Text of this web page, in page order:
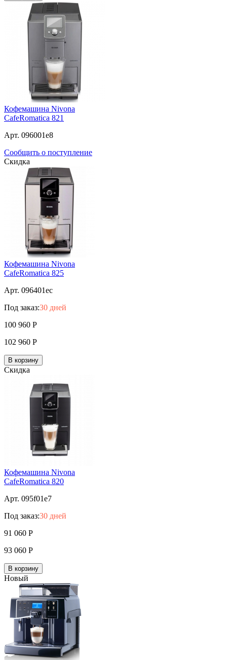
Кофемашина Nivona
CafeRomatica 821
Арт. 096001e8
Сообщить о поступление
Скидка
Кофемашина Nivona
CafeRomatica 825
Арт. 096401ec
Под заказ:30 дней
100 960 Р
102 960 Р
В корзину
Скидка
Кофемашина Nivona
CafeRomatica 820
Арт. 095f01e7
Под заказ:30 дней
91 060 Р
93 060 Р
В корзину
Новый